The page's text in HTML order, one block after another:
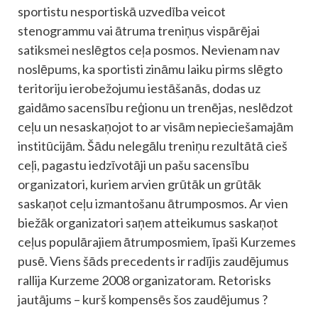
sportistu nesportiskā uzvedība veicot
stenogrammu vai ātruma treniņus vispārējai
satiksmei neslēgtos ceļa posmos. Nevienam nav
noslēpums, ka sportisti zināmu laiku pirms slēgto
teritoriju ierobežojumu iestāšanās, dodas uz
gaidāmo sacensību reģionu un trenējas, neslēdzot
ceļu un nesaskaņojot to ar visām nepieciešamajām
institūcijām. Šādu nelegālu treniņu rezultātā cieš
ceļi, pagastu iedzīvotāji un pašu sacensību
organizatori, kuriem arvien grūtāk un grūtāk
saskaņot ceļu izmantošanu ātrumposmos. Ar vien
biežāk organizatori saņem atteikumus saskaņot
ceļus populārajiem ātrumposmiem, īpaši Kurzemes
pusē. Viens šāds precedents ir radījis zaudējumus
rallija Kurzeme 2008 organizatoram. Retorisks
jautājums – kurš kompensēs šos zaudējumus ?